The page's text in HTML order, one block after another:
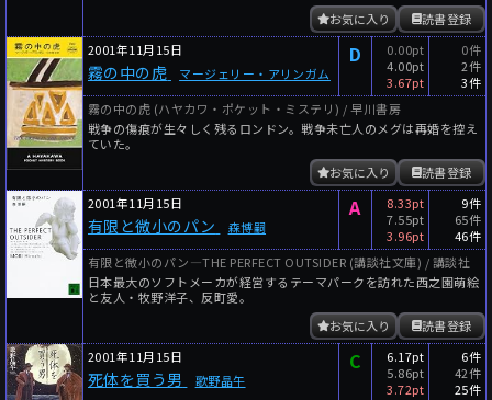
読書登録
お気に入り
2001年11月15日
霧の中の虎 マージェリー・アリンガム
D
0.00pt
4.00pt
3.67pt
0件
2件
3件
霧の中の虎 (ハヤカワ・ポケット・ミステリ) / 早川書房
戦争の傷痕が生々しく残るロンドン。戦争未亡人のメグは再婚を控え
ていた。
読書登録
お気に入り
2001年11月15日
有限と微小のパン 森博嗣
A
8.33pt
7.55pt
3.96pt
9件
65件
46件
有限と微小のパン―THE PERFECT OUTSIDER (講談社文庫) / 講談社
日本最大のソフトメーカが経営するテーマパークを訪れた西之園萌絵
と友人・牧野洋子、反町愛。
読書登録
お気に入り
2001年11月15日
死体を買う男 歌野晶午
C
6.17pt
5.86pt
3.72pt
6件
42件
25件